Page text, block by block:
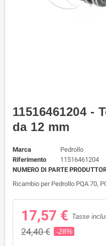
11516461204 -
da 12 mm
Marca
Pedrollo
Riferimento
11516461204
NUMERO DI PARTE
Ricambio per Pedrollo PQA 70,
17,57 € Tasse
24,40 € -28%